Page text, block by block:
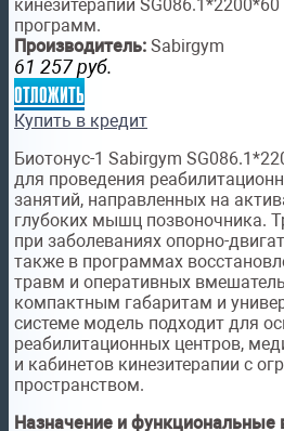
кинезитерапии
программ.
Производитель: Sabirgym
61 257 руб.
отложить
Купить в кредит
Биотонус-1 Sabirgym
для проведения
занятий, направленных на
глубоких мышц позвоночника.
при заболеваниях опорно-
также в программах
травм и оперативных
компактным габаритам и
системе модель подходит для
реабилитационных центров,
и кабинетов кинезитерапии с
пространством.
Назначение и функциональные